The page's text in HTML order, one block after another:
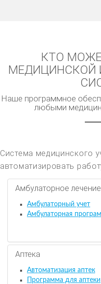
КТО
МЕДИЦИНСКОЙ
Наше программное
любыми
Система медицинского
автоматизировать
Амбулаторное лечение
Амбулаторный учет
Амбулаторная
Аптека
Автоматизация аптек
Программа для аптеки